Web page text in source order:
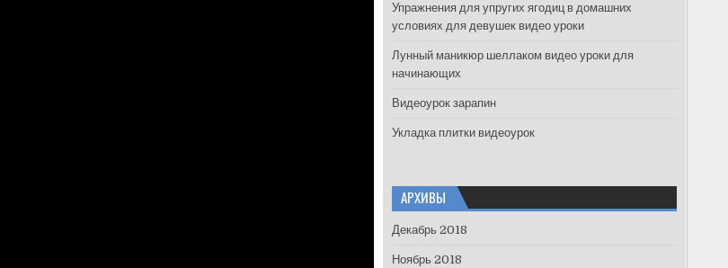
r
:
Упражнения для упругих ягодиц в домашних
условиях для девушек видео уроки
Лунный маникюр шеллаком видео уроки для
начинающих
Видеоурок зарапин
Укладка плитки видеоурок
АРХИВЫ
Декабрь 2018
Ноябрь 2018